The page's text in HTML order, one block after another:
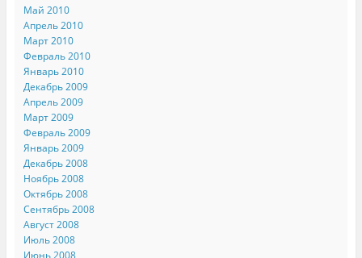
Май 2010
Апрель 2010
Март 2010
Февраль 2010
Январь 2010
Декабрь 2009
Апрель 2009
Март 2009
Февраль 2009
Январь 2009
Декабрь 2008
Ноябрь 2008
Октябрь 2008
Сентябрь 2008
Август 2008
Июль 2008
Июнь 2008